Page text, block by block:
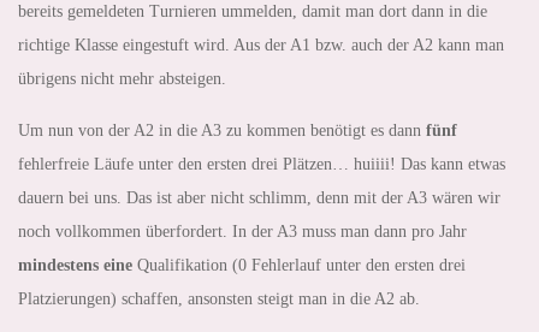
bereits gemeldeten Turnieren ummelden, damit man dort dann in die
richtige Klasse eingestuft wird. Aus der A1 bzw. auch der A2 kann man
übrigens nicht mehr absteigen.
Um nun von der A2 in die A3 zu kommen benötigt es dann fünf
fehlerfreie Läufe unter den ersten drei Plätzen… huiiii! Das kann etwas
dauern bei uns. Das ist aber nicht schlimm, denn mit der A3 wären wir
noch vollkommen überfordert. In der A3 muss man dann pro Jahr
mindestens eine Qualifikation (0 Fehlerlauf unter den ersten drei
Platzierungen) schaffen, ansonsten steigt man in die A2 ab.